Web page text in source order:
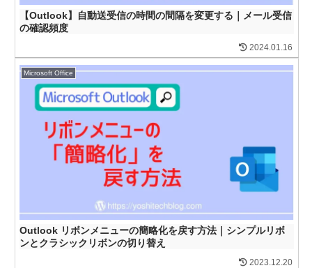
【Outlook】自動送受信の時間の間隔を変更する｜メール受信
の確認頻度
2024.01.16
Microsoft Office
Outlook リボンメニューの簡略化を戻す方法｜シンプルリボ
ンとクラシックリボンの切り替え
2023.12.20